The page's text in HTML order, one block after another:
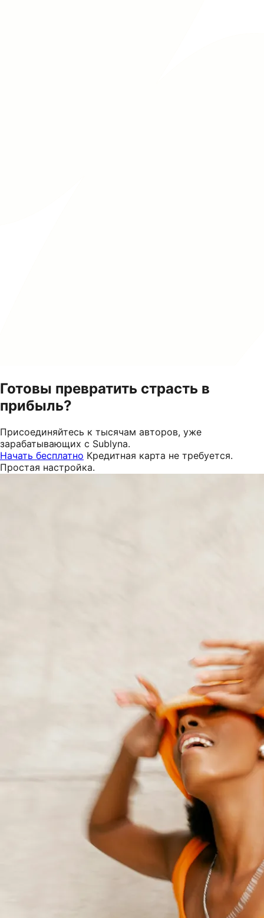
Готовы превратить страсть в
прибыль?
Присоединяйтесь к тысячам авторов, уже
зарабатывающих с Sublyna.
Начать бесплатно Кредитная карта не требуется.
Простая настройка.